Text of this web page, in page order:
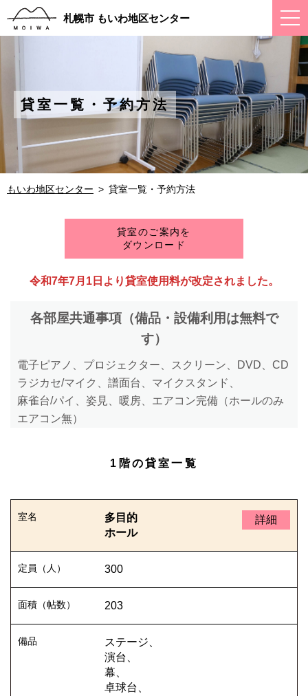
札幌市 もいわ地区センター
貸室一覧・予約方法
もいわ地区センター 貸室一覧・予約方法
貸室のご案内を
ダウンロード
令和7年7月1日より貸室使用料が改定されました。
各部屋共通事項（備品・設備利用は無料で
す）
電子ピアノ、プロジェクター、スクリーン、DVD、CD
ラジカセ/マイク、譜面台、マイクスタンド、
麻雀台/パイ、姿見、暖房、エアコン完備（ホールのみ
エアコン無）
1階の貸室一覧
多目的
ホール
詳細
300
203
ステージ、
演台、
幕、
卓球台、
ス
マ
ー
ト
フ
ォ
ン
メ
ニ
ュ
ー